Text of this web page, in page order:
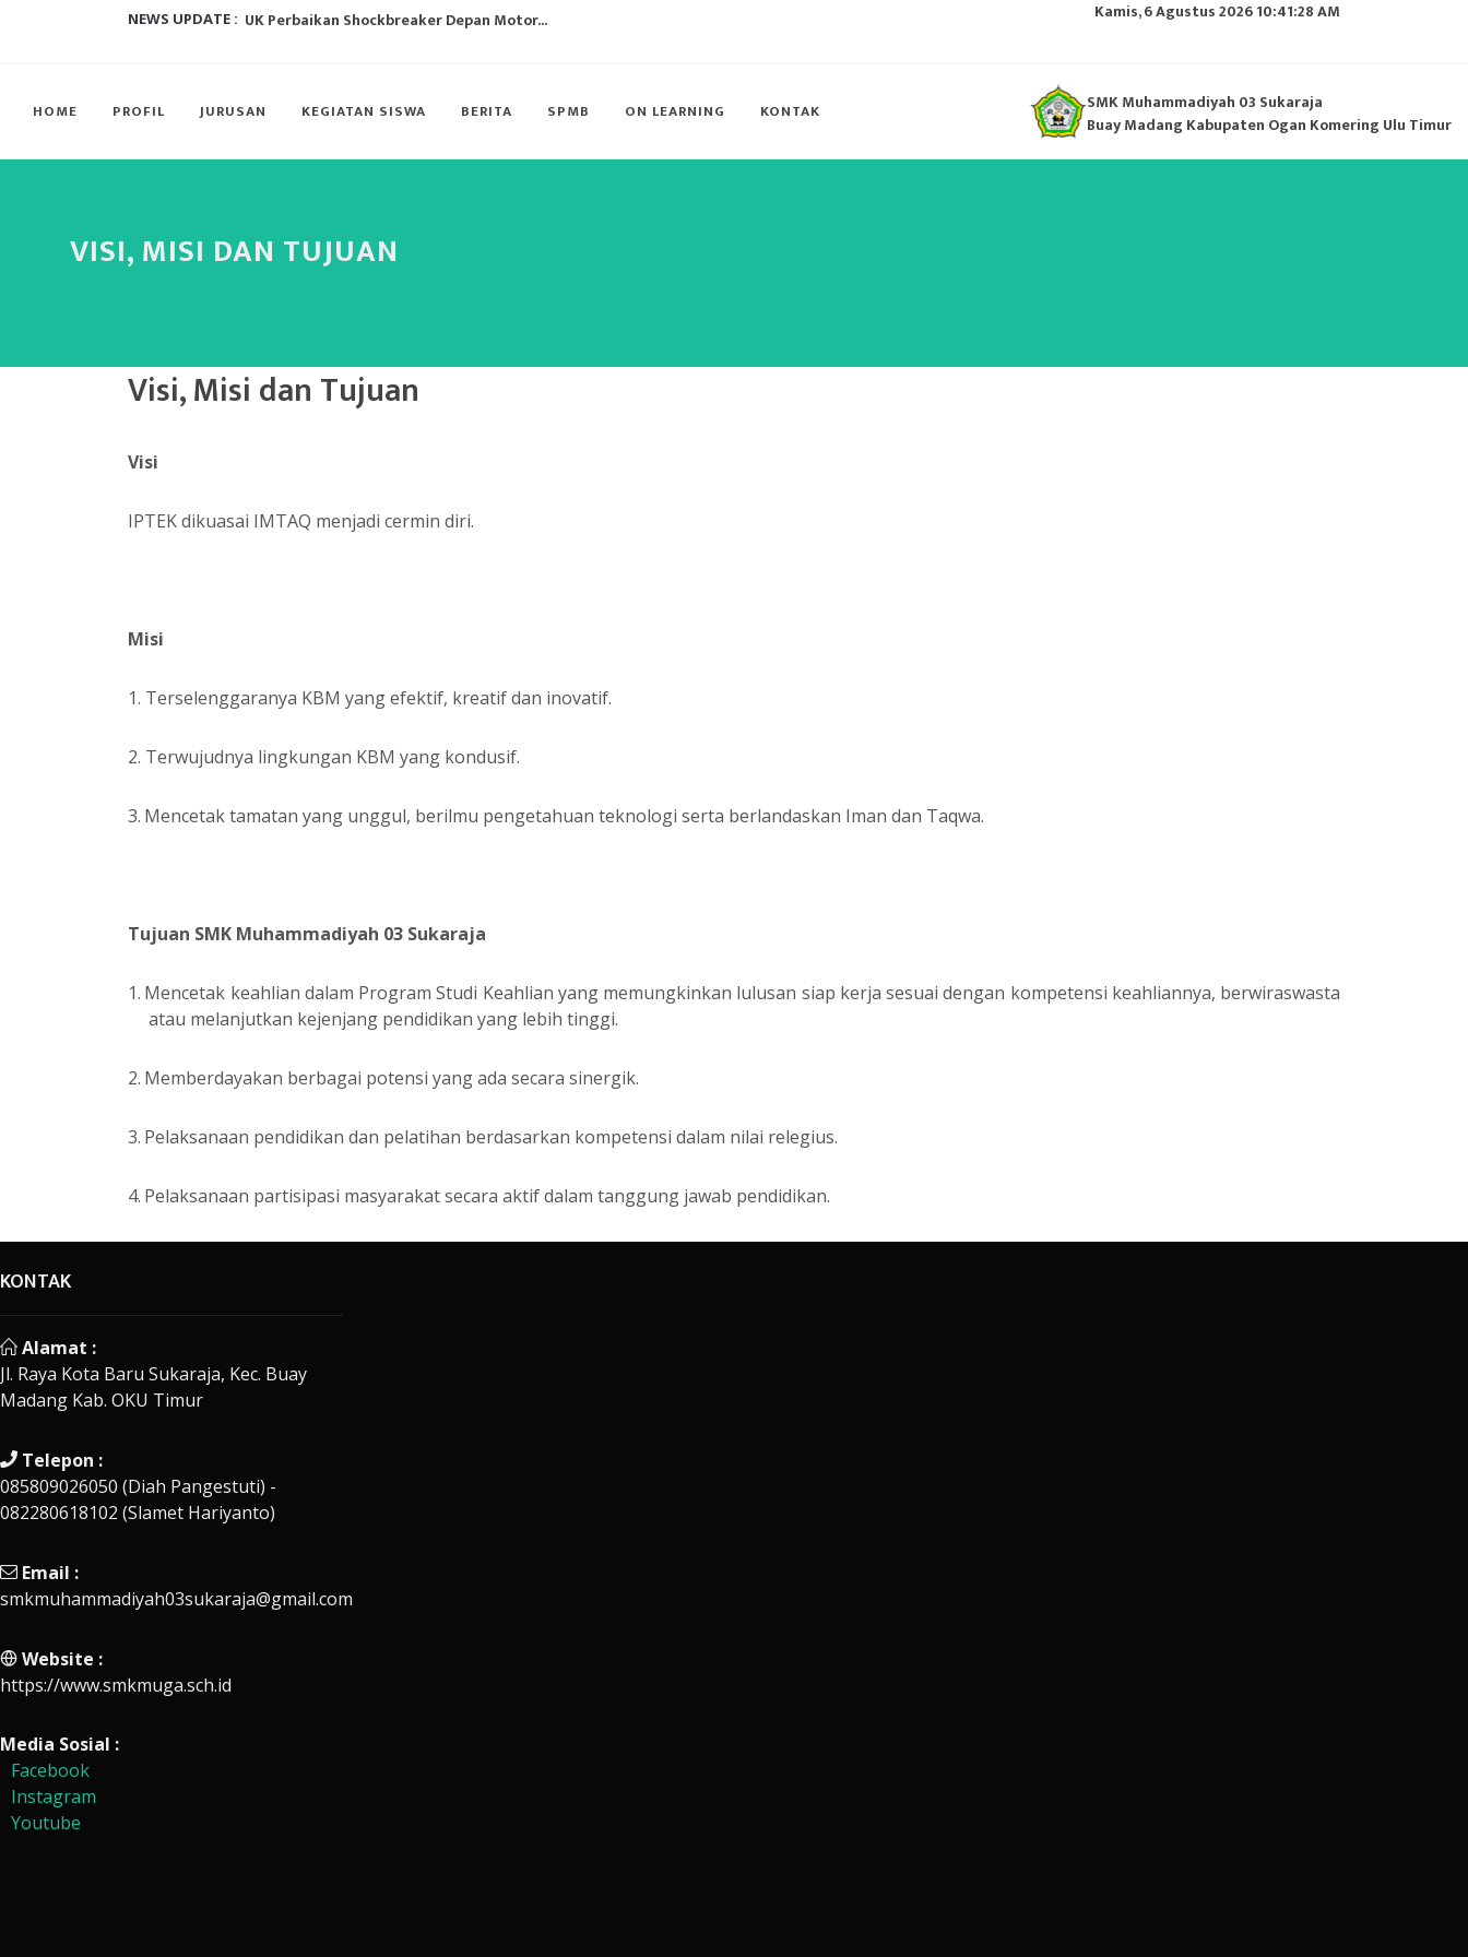
NEWS UPDATE : UK Perbaikan Shockbreaker Depan Motor...
Bantuan CNC Milling Machine dari Ditpsmk Kemendikbud RI...
12 Cara Membuat Siswa Kreatif...
Menerapkan Disiplin di Sekolah...
Kamis, 6 Agustus 2026 10:41:28 AM
SMK Muhammadiyah 03 Sukaraja
Buay Madang Kabupaten Ogan Komering Ulu Timur
HOME PROFIL JURUSAN KEGIATAN SISWA BERITA SPMB ON LEARNING KONTAK
VISI, MISI DAN TUJUAN
Visi, Misi dan Tujuan
Visi
IPTEK dikuasai IMTAQ menjadi cermin diri.
Misi
1. Terselenggaranya KBM yang efektif, kreatif dan inovatif.
2. Terwujudnya lingkungan KBM yang kondusif.
3. Mencetak tamatan yang unggul, berilmu pengetahuan teknologi serta berlandaskan Iman dan Taqwa.
Tujuan SMK Muhammadiyah 03 Sukaraja
1. Mencetak keahlian dalam Program Studi Keahlian yang memungkinkan lulusan siap kerja sesuai dengan kompetensi keahliannya, berwiraswasta
atau melanjutkan kejenjang pendidikan yang lebih tinggi.
2. Memberdayakan berbagai potensi yang ada secara sinergik.
3. Pelaksanaan pendidikan dan pelatihan berdasarkan kompetensi dalam nilai relegius.
4. Pelaksanaan partisipasi masyarakat secara aktif dalam tanggung jawab pendidikan.
KONTAK
Alamat :
Jl. Raya Kota Baru Sukaraja, Kec. Buay
Madang Kab. OKU Timur
Telepon :
085809026050 (Diah Pangestuti) -
082280618102 (Slamet Hariyanto)
Email :
smkmuhammadiyah03sukaraja@gmail.com
Website :
https://www.smkmuga.sch.id
Media Sosial :
Facebook
Instagram
Youtube